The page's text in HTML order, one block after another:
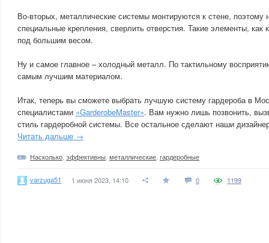
Во-вторых, металлические системы монтируются к стене, поэтому
специальные крепления, сверлить отверстия. Такие элементы, как
под большим весом.
Ну и самое главное – холодный металл. По тактильному
самым лучшим материалом.
Итак, теперь вы сможете выбрать лучшую систему гардероба в
специалистами «GarderobeMaster». Вам нужно лишь позвонить,
стиль гардеробной системы. Все остальное сделают наши
Читать дальше →
Насколько эффективны металлические гардеробные
varzuga51 1 июня 2023, 14:10 0 1199